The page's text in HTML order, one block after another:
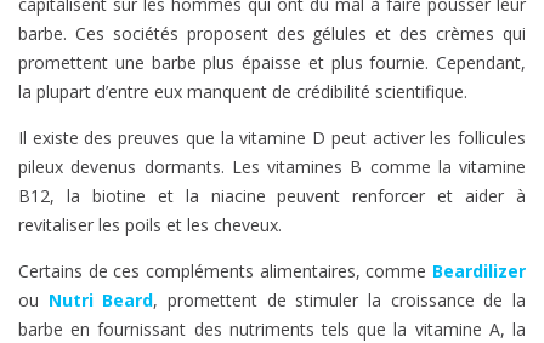
barbe. Ces sociétés proposent des gélules et des crèmes qui
promettent une barbe plus épaisse et plus fournie. Cependant,
la plupart d’entre eux manquent de crédibilité scientifique.
Il existe des preuves que la vitamine D peut activer les follicules
pileux devenus dormants. Les vitamines B comme la vitamine
B12, la biotine et la niacine peuvent renforcer et aider à
revitaliser les poils et les cheveux.
Certains de ces compléments alimentaires, comme Beardilizer
ou Nutri Beard, promettent de stimuler la croissance de la
barbe en fournissant des nutriments tels que la vitamine A, la